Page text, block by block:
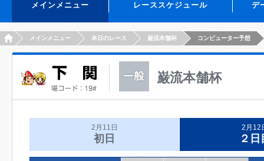
メインメニュー レーススケジュール デ
HOMEメインメニュー 本日のレース 巌流本舗杯 コンピューター予想
巌流本舗杯
2月11日
初日
2月12
２日